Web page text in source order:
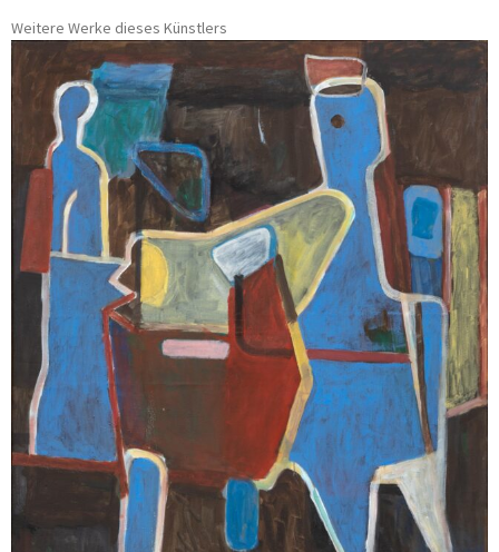
Weitere Werke dieses Künstlers